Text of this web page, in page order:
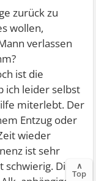
schön
zurück zu
wollen,
verlassen
ist die
ich leider selbst
miterlebt. Der
Entzug oder
wieder
ist sehr
Die
∧
Top